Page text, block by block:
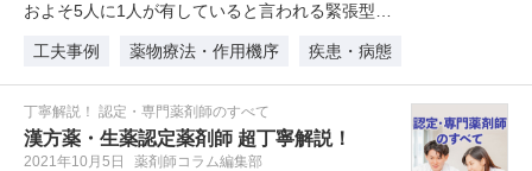
およそ5人に1人が有していると言われる緊張型頭
工夫事例
薬物療法・作用機序 疾患・病態
丁寧解説！ 認定・専門薬剤師のすべて
漢方薬・生薬認定薬剤師 超丁寧解説！
2021年10月5日 薬剤師コラム編集部